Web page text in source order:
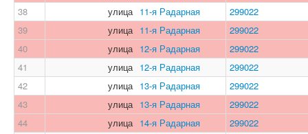
38
улица 11-я Радарная
299022
39
улица 11-я Радарная
299022
40
улица 12-я Радарная
299022
41
улица 12-я Радарная
299022
42
улица 13-я Радарная
299022
43
улица 13-я Радарная
299022
44
улица 14-я Радарная
299022